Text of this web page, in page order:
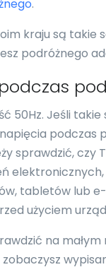
.
kraju są takie
podróżnego
50Hz. Jeśli
podczas
sprawdzić, czy
tabletów lub
użyciem
na